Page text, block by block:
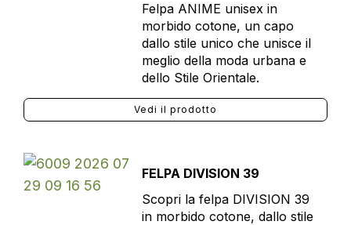
Felpa ANIME unisex in
morbido cotone, un capo
dallo stile unico che unisce il
meglio della moda urbana e
dello Stile Orientale.
Vedi il prodotto
FELPA DIVISION 39
Scopri la felpa DIVISION 39
in morbido cotone, dallo stile